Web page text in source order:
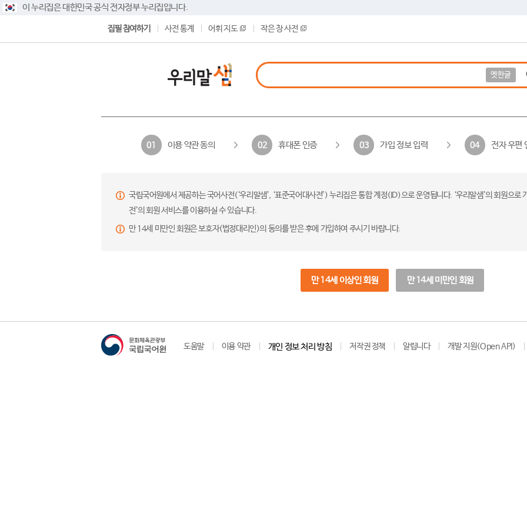
이 누리집은 대한민국 공식 전자정부 누리집입니다.
집필 참여하기 사전 통계 어휘 지도 작은 창 사전
옛한글
01 이용 약관 동의 02 휴대폰 인증 03 가입 정보 입력 04 전자 우편
국립국어원에서 제공하는 국어사전(‘우리말샘’, ‘표준국어대사전’) 누리집은 통합 계정(ID)으로 운영됩니다. ‘우리말샘’의 회원으
전’의 회원 서비스를 이용하실 수 있습니다.
만 14세 미만인 회원은 보호자(법정대리인)의 동의를 받은 후에 가입하여 주시기 바랍니다.
만 14세 이상인 회원 만 14세 미만인 회원
도움말 이용 약관 개인 정보 처리 방침 저작권 정책 알립니다 개발 지원(Open API)